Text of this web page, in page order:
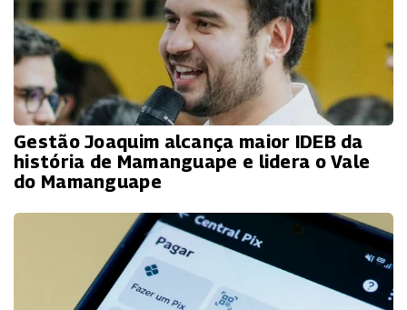
Gestão Joaquim alcança maior IDEB da
história de Mamanguape e lidera o Vale
do Mamanguape